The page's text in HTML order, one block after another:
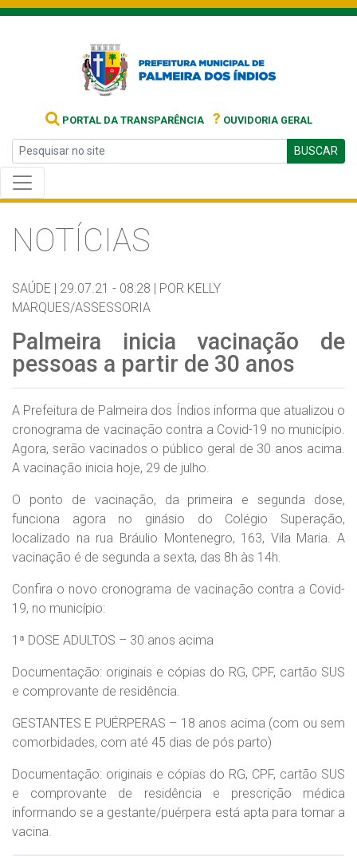
PORTAL DA TRANSPARÊNCIA ? OUVIDORIA GERAL
BUSCAR
NOTÍCIAS
SAÚDE | 29.07.21 - 08:28 | POR KELLY
MARQUES/ASSESSORIA
Palmeira inicia vacinação de
pessoas a partir de 30 anos
A Prefeitura de Palmeira dos Índios informa que atualizou o
cronograma de vacinação contra a Covid-19 no município.
Agora, serão vacinados o público geral de 30 anos acima.
A vacinação inicia hoje, 29 de julho.
O ponto de vacinação, da primeira e segunda dose,
funciona agora no ginásio do Colégio Superação,
localizado na rua Bráulio Montenegro, 163, Vila Maria. A
vacinação é de segunda a sexta, das 8h às 14h.
Confira o novo cronograma de vacinação contra a Covid-
19, no município:
1ª DOSE ADULTOS – 30 anos acima
Documentação: originais e cópias do RG, CPF, cartão SUS
e comprovante de residência.
GESTANTES E PUÉRPERAS – 18 anos acima (com ou sem
comorbidades, com até 45 dias de pós parto)
Documentação: originais e cópias do RG, CPF, cartão SUS
e comprovante de residência e prescrição médica
informando se a gestante/puérpera está apta para tomar a
vacina.